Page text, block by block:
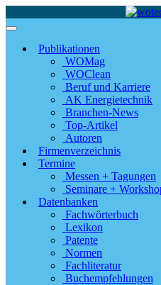
Publikationen
WOMag
WOClean
Beruf und Karriere
AK Energietechnik
Branchen-News
Top-Artikel
Autoren
Firmenverzeichnis
Termine
Messen + Tagungen
Seminare +
Datenbanken
Fachwörterbuch
Lexikon
Patente
Normen
Fachliteratur
Buchempfehlungen